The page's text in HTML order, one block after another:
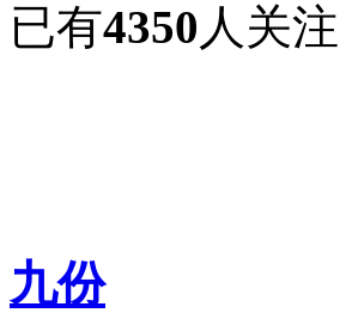
已有4350 人关注
九份